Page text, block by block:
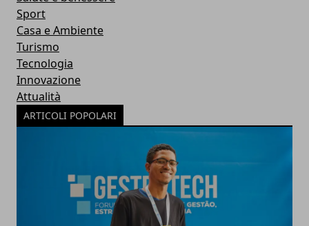
Sport
Casa e Ambiente
Turismo
Tecnologia
Innovazione
Attualità
ARTICOLI POPOLARI